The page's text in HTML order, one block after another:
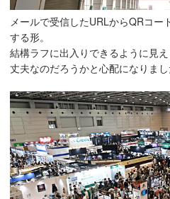
メールで受信したURLからQRコ
する形。
結構ラフに出入りできるように見
丈夫なのだろうかと心配になりまし